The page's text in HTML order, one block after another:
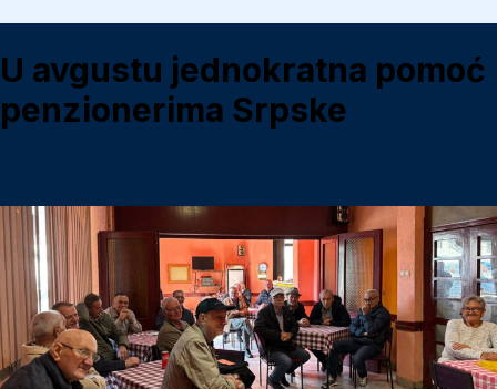
U avgustu jednokratna pomoć
penzionerima Srpske